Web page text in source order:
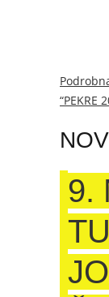
“PEKRE
9.